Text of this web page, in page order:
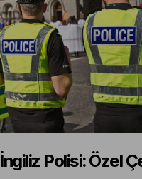
İngiliz Polisi: Özel